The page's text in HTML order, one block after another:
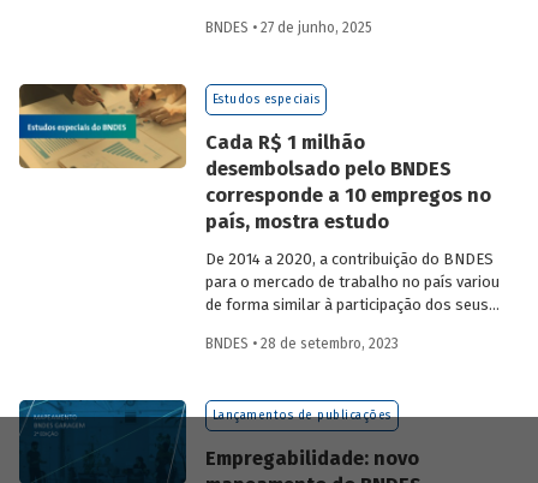
analisou os efeitos dos principais
ao apoio a atividades empresariais sobre
investimento, emprego, massa salarial,
adicionado e produtividade do trabalho.
BNDES • 27 de junho, 2025
Estudos especiais
Cada R$ 1 milhão
desembolsado pelo BNDES
corresponde a 10 empregos no
país, mostra estudo
De 2014 a 2020, a contribuição do BNDES
para o mercado de trabalho no país variou
de forma similar à participação dos seus
(PIB). É o que demonstra novo estudo
a relação entre os investimentos fixos
financiados e os empregos no país a
Estimação de Emprego (MEE) do BNDES.
BNDES • 28 de setembro, 2023
Lançamentos de publicações
Empregabilidade: novo